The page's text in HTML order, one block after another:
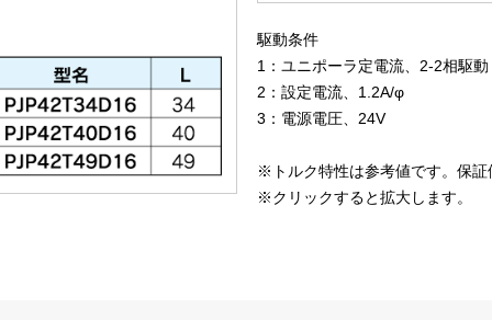
駆動条件
1：ユニポーラ定電流、2-2相駆動
2：設定電流、1.2A/φ
3：電源電圧、24V
※トルク特性は参考値です。保証
※クリックすると拡大します。